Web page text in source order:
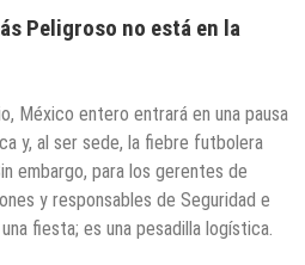
Peligroso no está en la
México entero entrará en una pausa
y, al ser sede, la fiebre futbolera
embargo, para los gerentes de
y responsables de Seguridad e
fiesta; es una pesadilla logística.